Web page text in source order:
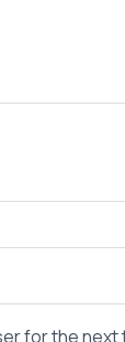
for the next